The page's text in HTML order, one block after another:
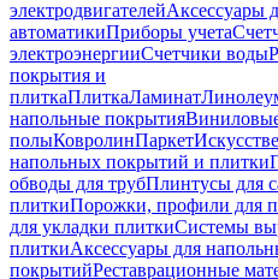
электродвигателейАксессуары
автоматикиПриборы учета
электроэнергииСчетчики воды
покрытия и
плиткаПлиткаЛаминат
напольные покрытия
полыКовролинПаркет
напольных покрытий и плитки
обводы для трубПлинтусы для
плиткиПорожки, профили для
для укладки плиткиСистемы
плиткиАксессуары для
покрытийРеставрационные